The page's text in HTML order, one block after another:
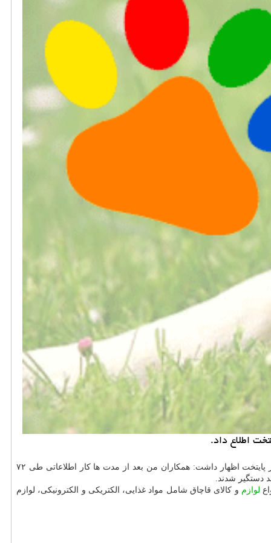
سرهنگ علی ولیپور گودرزی در حاشیه اجرای هشتمین مرحله از طرح مبارزه با قاچاق کالا در پایتخت اظهار داشت: همکاران من بعد از مدت ها کار اطلاعاتی طی ۷۲
لوازم و کالای قاچاق شامل مواد غذایی، الکتریکی و الکترونیکی، لوازم